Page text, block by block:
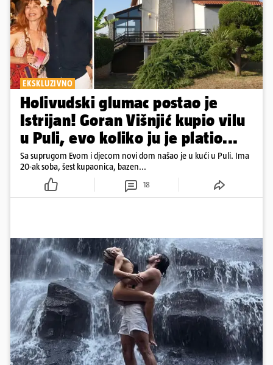
EKSKLUZIVNO
Holivudski glumac postao je
Istrijan! Goran Višnjić kupio vilu
u Puli, evo koliko ju je platio...
Sa suprugom Evom i djecom novi dom našao je u kući u Puli. Ima
20-ak soba, šest kupaonica, bazen...
18